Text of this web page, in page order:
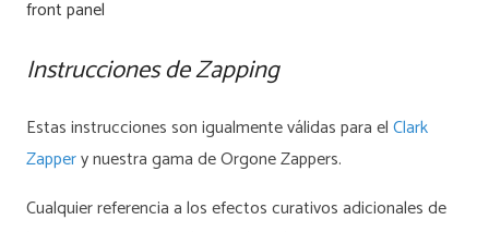
Instrucciones de Zapping
Estas instrucciones son igualmente válidas para elClark
Zappery nuestra gama de Orgone Zappers.
Cualquier referencia a los efectos curativos adicionales de